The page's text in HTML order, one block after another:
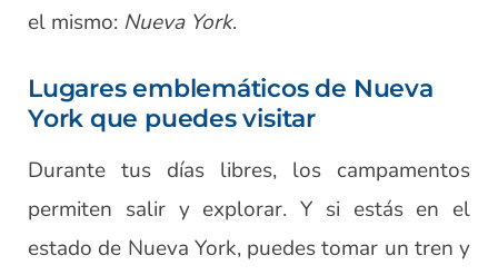
el mismo: Nueva York.
Lugares emblemáticos de Nueva
York que puedes visitar
Durante tus días libres, los campamentos
permiten salir y explorar. Y si estás en el
estado de Nueva York, puedes tomar un tren y